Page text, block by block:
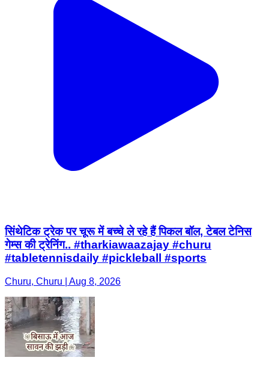
सिंथेटिक ट्रेक पर चूरू में बच्चे ले रहे हैं पिकल बॉल, टेबल टेनिस
गेम्स की ट्रेनिंग.. #tharkiawaazajay #churu
#tabletennisdaily #pickleball #sports
Churu, Churu | Aug 8, 2026